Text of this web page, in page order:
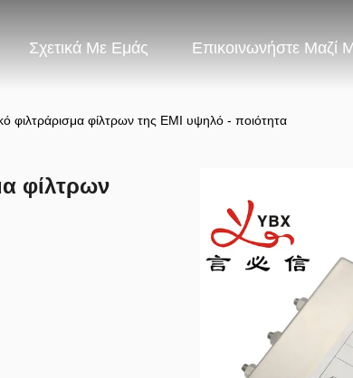
Σχετικά Με Εμάς Επικοινωνήστε Μαζί
φιλτράρισμα φίλτρων της EMI υψηλό - ποιότητα
φίλτρων